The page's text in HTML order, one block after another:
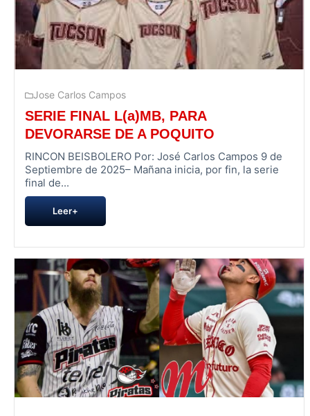
Jose Carlos Campos
SERIE FINAL L(a)MB, PARA
DEVORARSE DE A POQUITO
RINCON BEISBOLERO Por: José Carlos Campos 9 de
Septiembre de 2025– Mañana inicia, por fin, la serie
final de...
Leer+